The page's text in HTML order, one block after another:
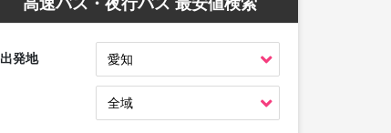
高速バス・夜行バス 最安値検索
出発地